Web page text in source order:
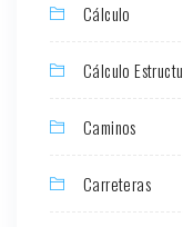
Cálculo
Cálculo
Caminos
Carreteras